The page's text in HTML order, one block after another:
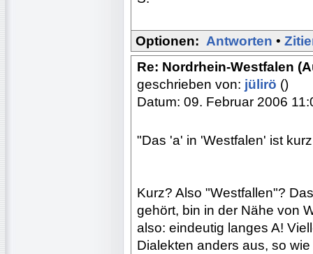
Optionen: Antworten •
Re: Nordrhein-Westfalen
geschrieben von: jülirö ()
Datum: 09. Februar 2006
"Das 'a' in 'Westfalen' ist
Kurz? Also "Westfallen"?
gehört, bin in der Nähe von
also: eindeutig langes A!
Dialekten anders aus, so